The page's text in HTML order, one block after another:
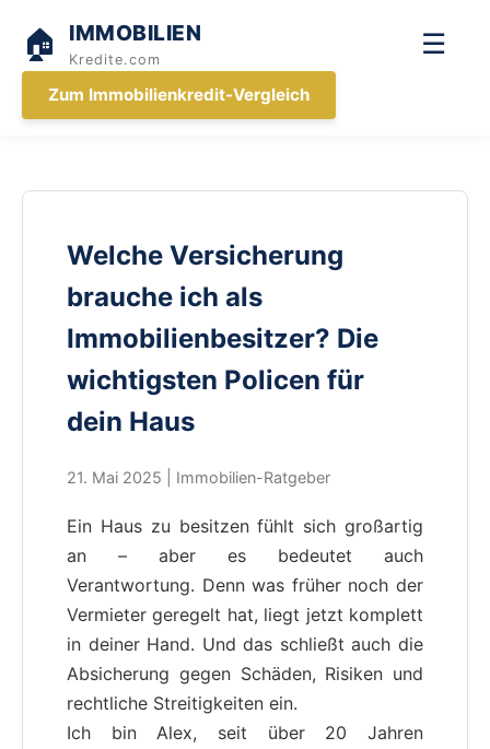
🏠 IMMOBILIEN
Kredite.com ☰
Zum Immobilienkredit-Vergleich
Welche Versicherung
brauche ich als
Immobilienbesitzer? Die
wichtigsten Policen für
dein Haus
21. Mai 2025 | Immobilien-Ratgeber
Ein Haus zu besitzen fühlt sich großartig
an – aber es bedeutet auch
Verantwortung. Denn was früher noch der
Vermieter geregelt hat, liegt jetzt komplett
in deiner Hand. Und das schließt auch die
Absicherung gegen Schäden, Risiken und
rechtliche Streitigkeiten ein.
Ich bin Alex, seit über 20 Jahren